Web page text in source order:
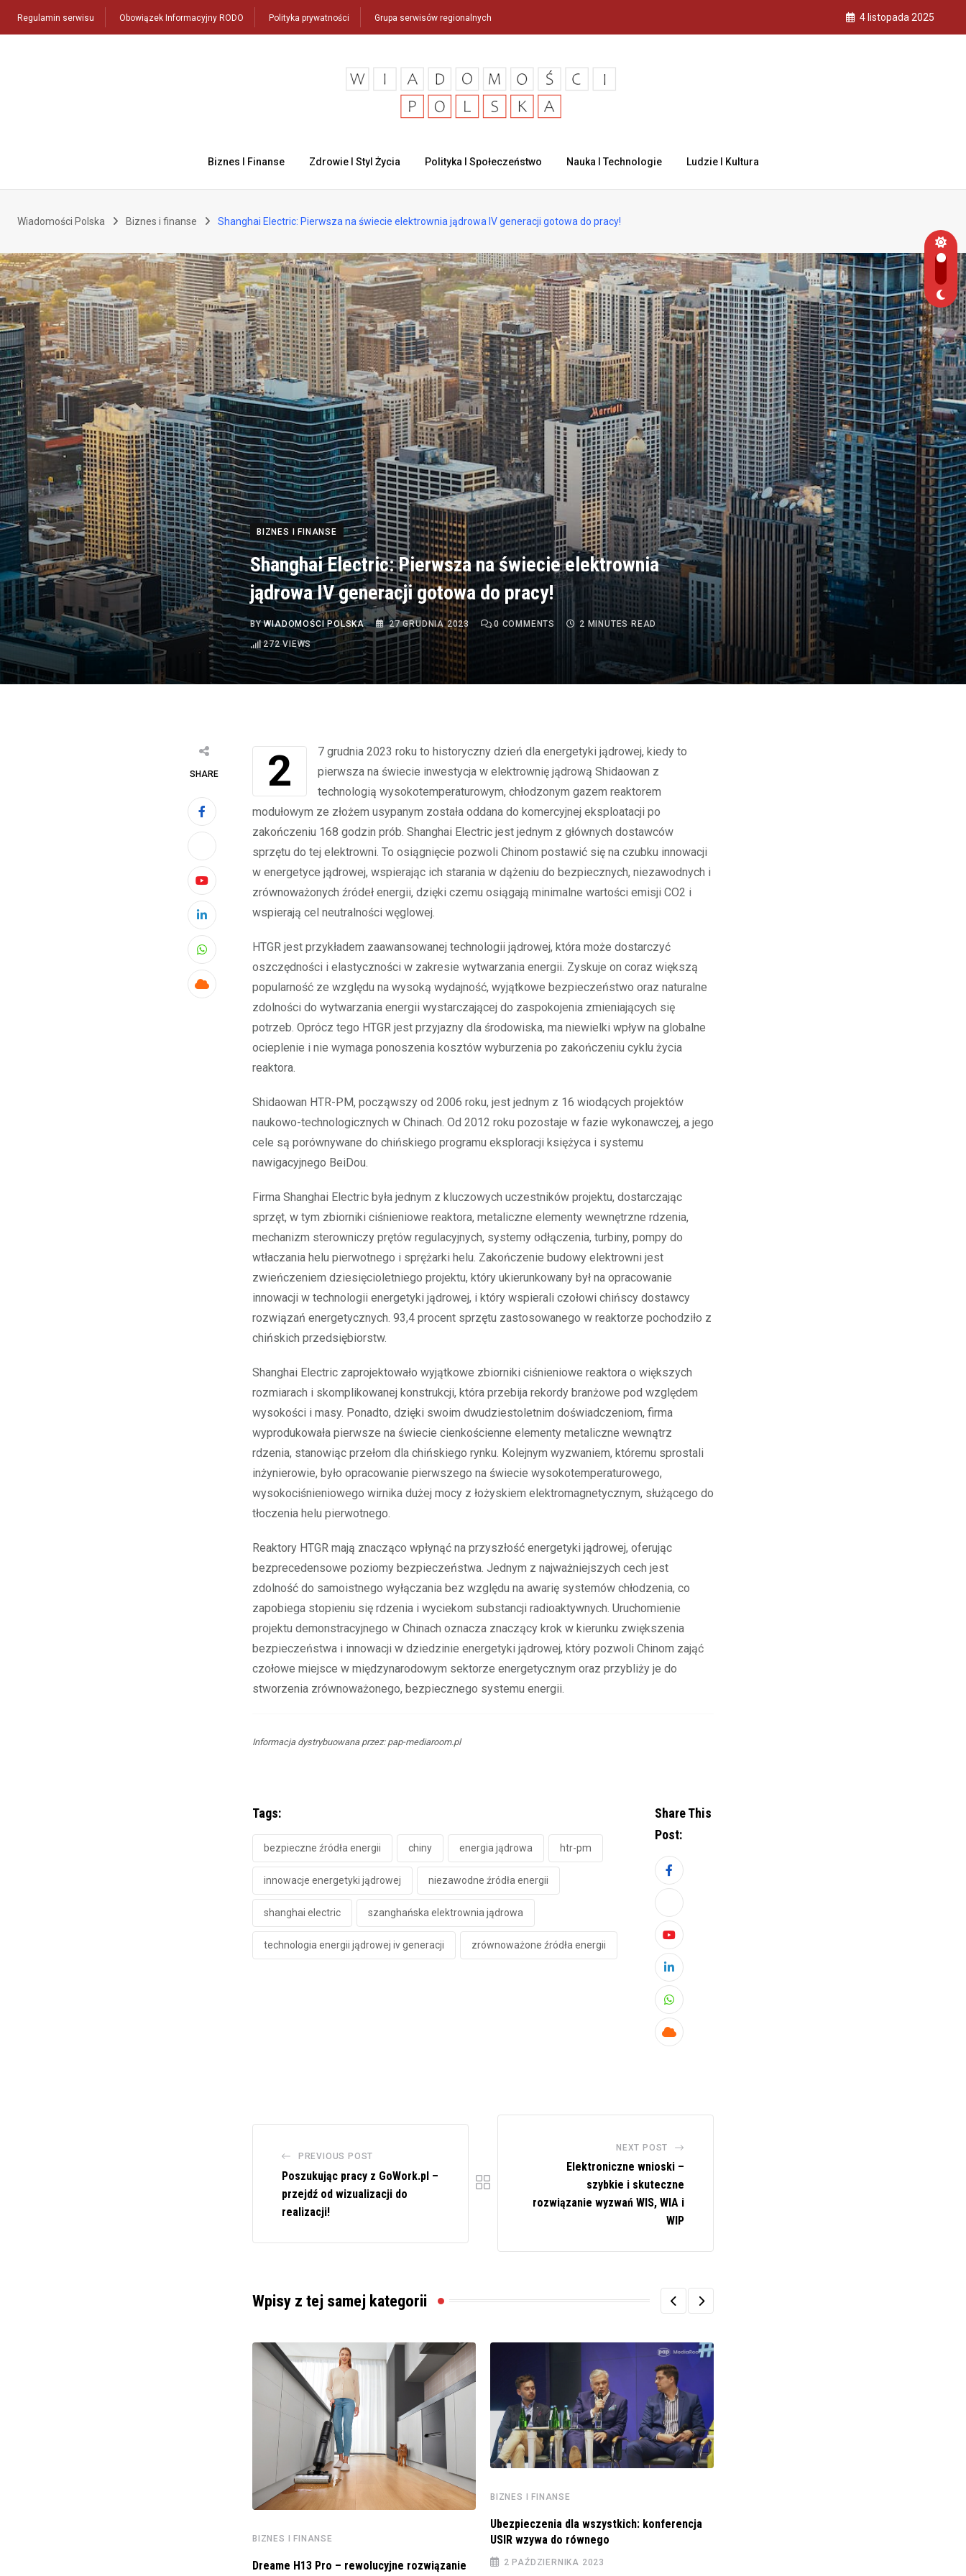
Regulamin serwisu Obowiązek Informacyjny RODO Polityka prywatności Grupa serwisów regionalnych 4 listopada 2025
Biznes I Finanse Zdrowie I Styl Życia Polityka I Społeczeństwo Nauka I Technologie Ludzie I Kultura
Wiadomości Polska Biznes i finanse Shanghai Electric: Pierwsza na świecie elektrownia jądrowa IV generacji gotowa do pracy!
BIZNES I FINANSE
Shanghai Electric: Pierwsza na świecie elektrownia
jądrowa IV generacji gotowa do pracy!
BYWIADOMOŚCI POLSKA 27 GRUDNIA 2023 0 COMMENTS
2 MINUTES READ
272VIEWS
SHARE
Youtube
LinkedIn
Whatsapp
Cloud
27 grudnia 2023 roku to historyczny dzień dla energetyki jądrowej, kiedy to
pierwsza na świecie inwestycja w elektrownię jądrową Shidaowan z
technologią wysokotemperaturowym, chłodzonym gazem reaktorem
modułowym ze złożem usypanym została oddana do komercyjnej eksploatacji po
zakończeniu 168 godzin prób. Shanghai Electric jest jednym z głównych dostawców
sprzętu do tej elektrowni. To osiągnięcie pozwoli Chinom postawić się na czubku innowacji
w energetyce jądrowej, wspierając ich starania w dążeniu do bezpiecznych, niezawodnych i
zrównoważonych źródeł energii, dzięki czemu osiągają minimalne wartości emisji CO2 i
wspierają cel neutralności węglowej.
HTGR jest przykładem zaawansowanej technologii jądrowej, która może dostarczyć
oszczędności i elastyczności w zakresie wytwarzania energii. Zyskuje on coraz większą
popularność ze względu na wysoką wydajność, wyjątkowe bezpieczeństwo oraz naturalne
zdolności do wytwarzania energii wystarczającej do zaspokojenia zmieniających się
potrzeb. Oprócz tego HTGR jest przyjazny dla środowiska, ma niewielki wpływ na globalne
ocieplenie i nie wymaga ponoszenia kosztów wyburzenia po zakończeniu cyklu życia
reaktora.
Shidaowan HTR-PM, począwszy od 2006 roku, jest jednym z 16 wiodących projektów
naukowo-technologicznych w Chinach. Od 2012 roku pozostaje w fazie wykonawczej, a jego
cele są porównywane do chińskiego programu eksploracji księżyca i systemu
nawigacyjnego BeiDou.
Firma Shanghai Electric była jednym z kluczowych uczestników projektu, dostarczając
sprzęt, w tym zbiorniki ciśnieniowe reaktora, metaliczne elementy wewnętrzne rdzenia,
mechanizm sterowniczy prętów regulacyjnych, systemy odłączenia, turbiny, pompy do
wtłaczania helu pierwotnego i sprężarki helu. Zakończenie budowy elektrowni jest
zwieńczeniem dziesięcioletniego projektu, który ukierunkowany był na opracowanie
innowacji w technologii energetyki jądrowej, i który wspierali czołowi chińscy dostawcy
rozwiązań energetycznych. 93,4 procent sprzętu zastosowanego w reaktorze pochodziło z
chińskich przedsiębiorstw.
Shanghai Electric zaprojektowało wyjątkowe zbiorniki ciśnieniowe reaktora o większych
rozmiarach i skomplikowanej konstrukcji, która przebija rekordy branżowe pod względem
wysokości i masy. Ponadto, dzięki swoim dwudziestoletnim doświadczeniom, firma
wyprodukowała pierwsze na świecie cienkościenne elementy metaliczne wewnątrz
rdzenia, stanowiąc przełom dla chińskiego rynku. Kolejnym wyzwaniem, któremu sprostali
inżynierowie, było opracowanie pierwszego na świecie wysokotemperaturowego,
wysokociśnieniowego wirnika dużej mocy z łożyskiem elektromagnetycznym, służącego do
tłoczenia helu pierwotnego.
Reaktory HTGR mają znacząco wpłynąć na przyszłość energetyki jądrowej, oferując
bezprecedensowe poziomy bezpieczeństwa. Jednym z najważniejszych cech jest
zdolność do samoistnego wyłączania bez względu na awarię systemów chłodzenia, co
zapobiega stopieniu się rdzenia i wyciekom substancji radioaktywnych. Uruchomienie
projektu demonstracyjnego w Chinach oznacza znaczący krok w kierunku zwiększenia
bezpieczeństwa i innowacji w dziedzinie energetyki jądrowej, który pozwoli Chinom zająć
czołowe miejsce w międzynarodowym sektorze energetycznym oraz przybliży je do
stworzenia zrównoważonego, bezpiecznego systemu energii.
Informacja dystrybuowana przez: pap-mediaroom.pl
Tags:
bezpieczne źródła energii chiny energia jądrowa htr-pm
innowacje energetyki jądrowej niezawodne źródła energii
shanghai electric szanghańska elektrownia jądrowa
technologia energii jądrowej iv generacji zrównoważone źródła energii
Share This
Post:
Youtube
LinkedIn
Whatsapp
Cloud
PREVIOUS POST
Poszukując pracy z GoWork.pl –
przejdź od wizualizacji do
realizacji!
NEXT POST
Elektroniczne wnioski –
szybkie i skuteczne
rozwiązanie wyzwań WIS, WIA i
WIP
Wpisy z tej samej kategorii
BIZNES I FINANSE
Dreame H13 Pro – rewolucyjne rozwiązanie
BIZNES I FINANSE
Ubezpieczenia dla wszystkich: konferencja
USIR wzywa do równego
2 PAŹDZIERNIKA 2023